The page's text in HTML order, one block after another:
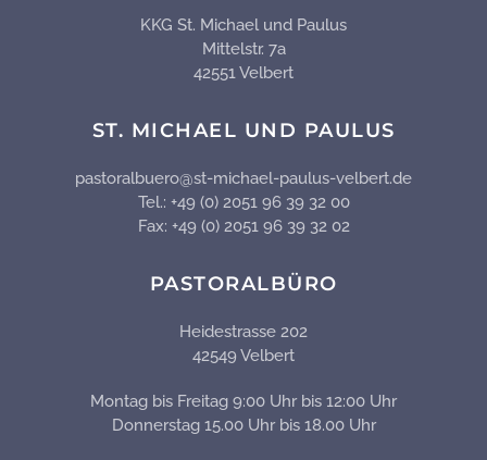
KKG St. Michael und Paulus
Mittelstr. 7a
42551 Velbert
ST. MICHAEL UND PAULUS
pastoralbuero@st-michael-paulus-velbert.de
Tel.: +49 (0) 2051 96 39 32 00
Fax: +49 (0) 2051 96 39 32 02
PASTORALBÜRO
Heidestrasse 202
42549 Velbert
Montag bis Freitag 9:00 Uhr bis 12:00 Uhr
Donnerstag 15.00 Uhr bis 18.00 Uhr